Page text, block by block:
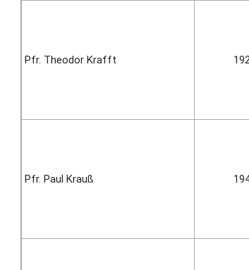
Pfr. Theodor Krafft
Pfr. Paul Krauß